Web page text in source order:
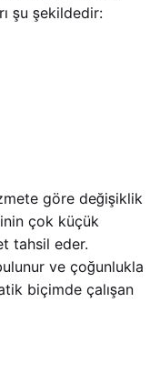
şu şekildedir:
göre değişiklik
çok küçük
tahsil eder.
ve çoğunlukla
biçimde çalışan